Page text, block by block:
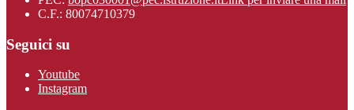
C.F.: 80074710379
Seguici su
Youtube
Instagram